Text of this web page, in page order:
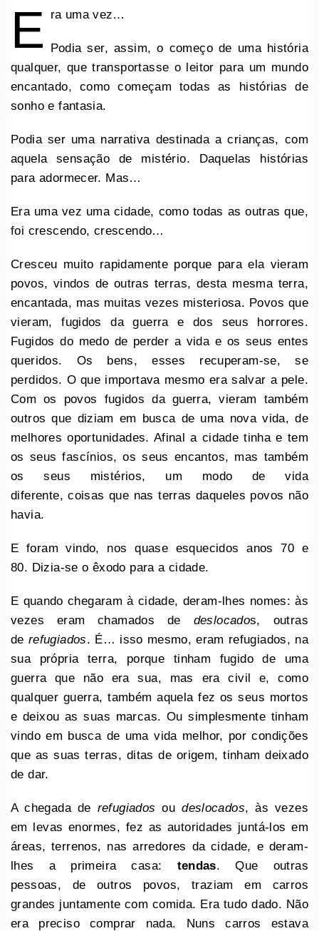
E ra uma vez…
Podia ser, assim, o começo de uma história
qualquer, que transportasse o leitor para um mundo
encantado, como começam todas as histórias de
sonho e fantasia.
Podia ser uma narrativa destinada a crianças, com
aquela sensação de mistério. Daquelas histórias
para adormecer. Mas…
Era uma vez uma cidade, como todas as outras que,
foi crescendo, crescendo…
Cresceu muito rapidamente porque para ela vieram
povos, vindos de outras terras, desta mesma terra,
encantada, mas muitas vezes misteriosa. Povos que
vieram, fugidos da guerra e dos seus horrores.
Fugidos do medo de perder a vida e os seus entes
queridos. Os bens, esses recuperam-se, se
perdidos. O que importava mesmo era salvar a pele.
Com os povos fugidos da guerra, vieram também
outros que diziam em busca de uma nova vida, de
melhores oportunidades. Afinal a cidade tinha e tem
os seus fascínios, os seus encantos, mas também
os seus mistérios, um modo de vida
diferente, coisas que nas terras daqueles povos não
havia.
E foram vindo, nos quase esquecidos anos 70 e
80. Dizia-se o êxodo para a cidade.
E quando chegaram à cidade, deram-lhes nomes: às
vezes eram chamados de deslocados, outras
de refugiados. É… isso mesmo, eram refugiados, na
sua própria terra, porque tinham fugido de uma
guerra que não era sua, mas era civil e, como
qualquer guerra, também aquela fez os seus mortos
e deixou as suas marcas. Ou simplesmente tinham
vindo em busca de uma vida melhor, por condições
que as suas terras, ditas de origem, tinham deixado
de dar.
A chegada de refugiados oudeslocados, às vezes
em levas enormes, fez as autoridades juntá-los em
áreas, terrenos, nas arredores da cidade, e deram-
lhes a primeira casa: tendas. Que outras
pessoas, de outros povos, traziam em carros
grandes juntamente com comida. Era tudo dado. Não
era preciso comprar nada. Nuns carros estava